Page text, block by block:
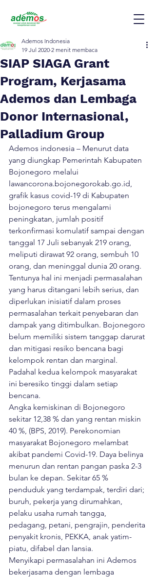
SIAP SIAGA Grant
Program, Kerjasama
Ademos dan Lembaga
Donor Internasional,
Palladium Group
Ademos Indonesia
19 Jul 2020 2 menit membaca
Ademos indonesia – Menurut data
yang diungkap Pemerintah Kabupaten
Bojonegoro melalui
lawancorona.bojonegorokab.go.id,
grafik kasus covid-19 di Kabupaten
bojonegoro terus mengalami
peningkatan, jumlah positif
terkonfirmasi komulatif sampai dengan
tanggal 17 Juli sebanyak 219 orang,
meliputi dirawat 92 orang, sembuh 10
orang, dan meninggal dunia 20 orang.
Tentunya hal ini menjadi permasalahan
yang harus ditangani lebih serius, dan
diperlukan inisiatif dalam proses
permasalahan terkait penyebaran dan
dampak yang ditimbulkan. Bojonegoro
belum memiliki sistem tanggap darurat
dan mitigasi resiko bencana bagi
kelompok rentan dan marginal.
Padahal kedua kelompok masyarakat
ini beresiko tinggi dalam setiap
bencana.
Angka kemiskinan di Bojonegoro
sekitar 12,38 % dan yang rentan miskin
40 %, (BPS, 2019). Perekonomian
masyarakat Bojonegoro melambat
akibat pandemi Covid-19. Daya belinya
menurun dan rentan pangan paska 2-3
bulan ke depan. Sekitar 65 %
penduduk yang terdampak, terdiri dari;
buruh, pekerja yang dirumahkan,
pelaku usaha rumah tangga,
pedagang, petani, pengrajin, penderita
penyakit kronis, PEKKA, anak yatim-
piatu, difabel dan lansia.
Menyikapi permasalahan ini Ademos
bekerjasama dengan lembaga